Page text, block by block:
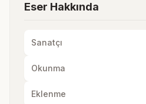
Eser Hakkında
Sanatçı
Okunma
Eklenme